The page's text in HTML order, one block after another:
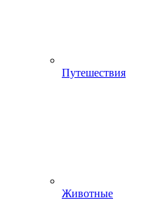
Путешествия
Животные